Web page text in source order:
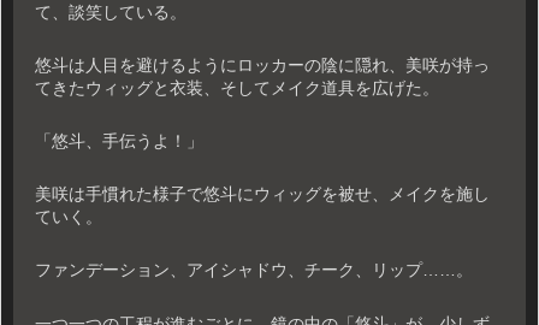
て、談笑している。
悠斗は人目を避けるようにロッカーの陰に隠れ、美咲が持っ
てきたウィッグと衣装、そしてメイク道具を広げた。
「悠斗、手伝うよ！」
美咲は手慣れた様子で悠斗にウィッグを被せ、メイクを施し
ていく。
ファンデーション、アイシャドウ、チーク、リップ……。